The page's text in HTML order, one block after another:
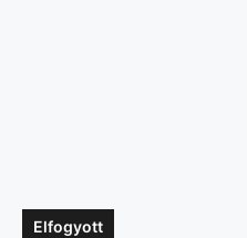
Elfogyott